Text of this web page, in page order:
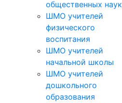
общественных наук
ШМО учителей
физического
воспитания
ШМО учителей
начальной школы
ШМО учителей
дошкольного
образования